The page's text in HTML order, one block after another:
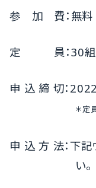
参 加 費：無料
定 員：30組
申 込 締 切：
＊定
申 込 方 法：下記
い。